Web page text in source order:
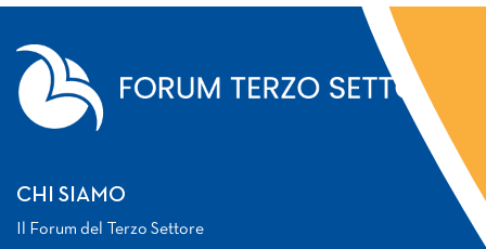
CHI SIAMO
Il Forum del Terzo Settore